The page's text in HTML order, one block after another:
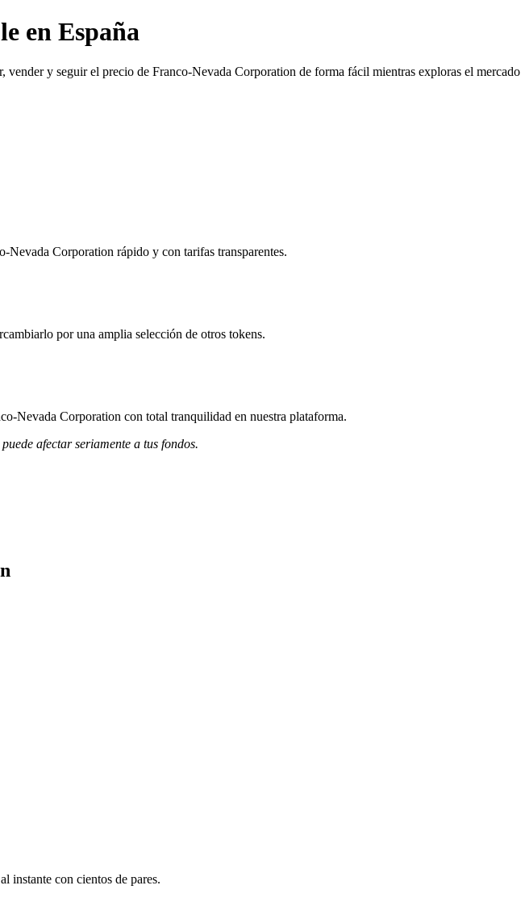
en España
y seguir el precio de Franco-Nevada Corporation de forma fácil mientras exploras el mercado
Nevada Corporation rápido y con tarifas transparentes.
por una amplia selección de otros tokens.
Nevada Corporation con total tranquilidad en nuestra plataforma.
afectar seriamente a tus fondos.
instante con cientos de pares.